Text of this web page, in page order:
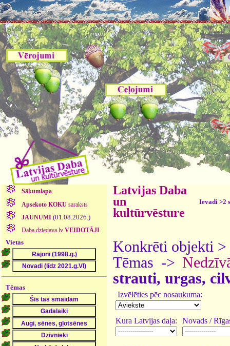
Sākumlapa
Apsekoto KOKUsaraksts
JAUNUMI (01.08.2026.)
Daba.dziedava.lv VEIDOTĀJI
Vietas
Tēmas
Latvijas Daba
un
kultūrvēsture
Ievadi >2
Konkrēti objekti >
Tēmas ->
strauti, urgas,
Izvēlēties pēc nosaukuma:
Kura Latvijas daļa: Novads /